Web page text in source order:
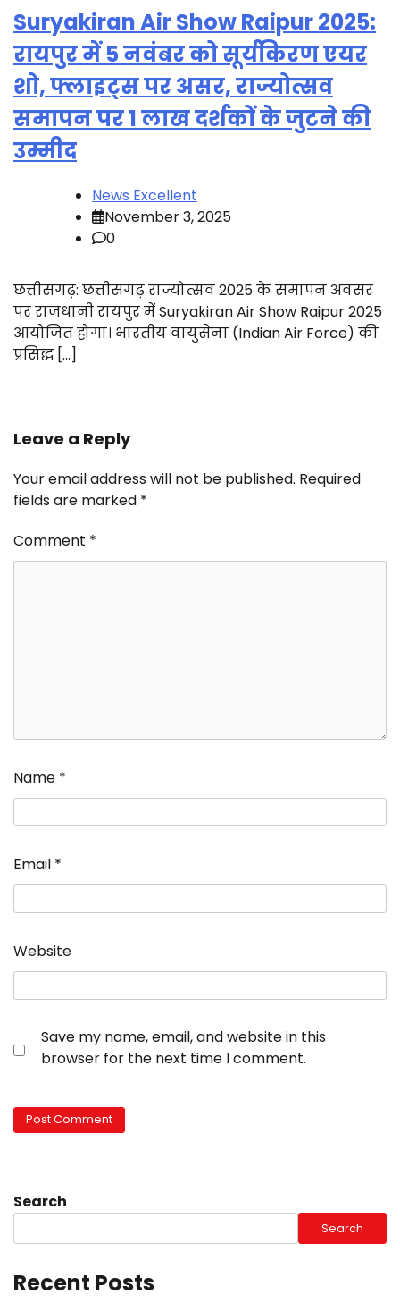
Suryakiran Air Show Raipur 2025:
रायपुर में 5 नवंबर को सूर्यकिरण एयर
शो, फ्लाइट्स पर असर, राज्योत्सव
समापन पर 1 लाख दर्शकों के जुटने की
उम्मीद
News Excellent
November 3, 2025
0
छत्तीसगढ़: छत्तीसगढ़ राज्योत्सव 2025 के समापन अवसर
पर राजधानी रायपुर में Suryakiran Air Show Raipur 2025
आयोजित होगा। भारतीय वायुसेना (Indian Air Force) की
प्रसिद्ध […]
Leave a Reply
Your email address will not be published. Required
fields are marked *
Comment *
Name *
Email *
Website
Save my name, email, and website in this
browser for the next time I comment.
Search
Search
Recent Posts